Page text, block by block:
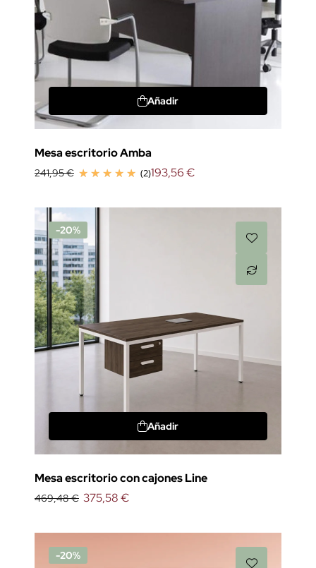
Añadir
Mesa escritorio Amba
241,95 € (2)193,56 €
-20%
Añadir
Mesa escritorio con cajones Line
469,48 € 375,58 €
-20%